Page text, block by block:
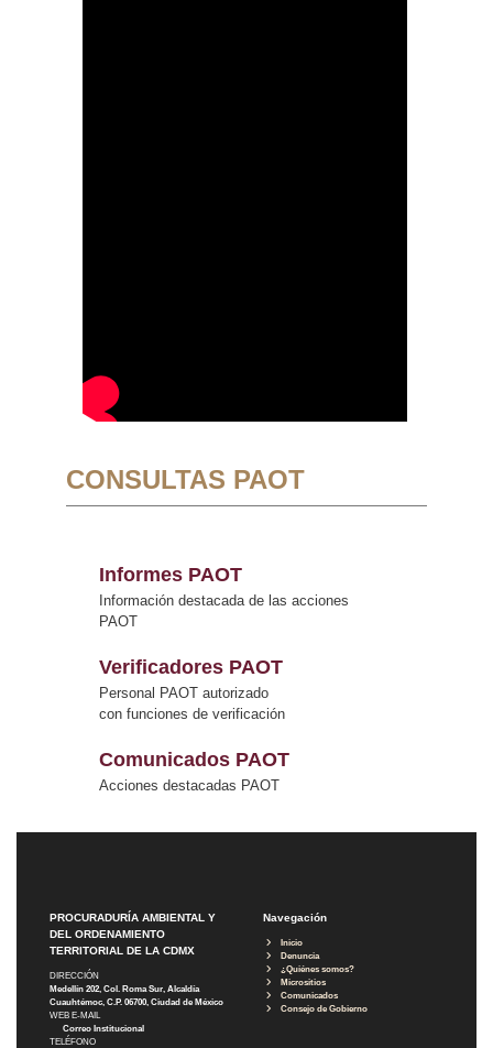
CONSULTAS PAOT
Informes PAOT
Información destacada de las acciones
PAOT
Verificadores PAOT
Personal PAOT autorizado
con funciones de verificación
Comunicados PAOT
Acciones destacadas PAOT
PROCURADURÍA AMBIENTAL Y
DEL ORDENAMIENTO
TERRITORIAL DE LA CDMX
DIRECCIÓN
Medellín 202, Col. Roma Sur, Alcaldía
Cuauhtémoc, C.P. 06700, Ciudad de México
WEB E-MAIL
Correo Institucional
TELÉFONO
Navegación
Inicio
Denuncia
¿Quiénes somos?
Micrositios
Comunicados
Consejo de Gobierno